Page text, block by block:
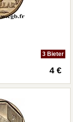
3 Bieter
4 €